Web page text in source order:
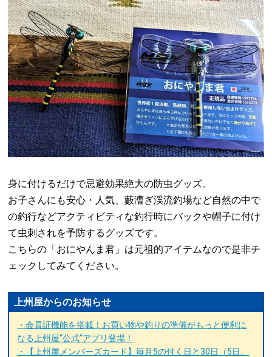
身に付けるだけで忌避効果絶大の防虫グッズ。
お子さんにも安心・人気、藪漕ぎ渓流釣場など自然の中で
の釣行などアクティビティな釣行時にバックや帽子に付け
て虫刺されを予防するグッズです。
こちらの「おにやんま君」は元祖的アイテムなので是非チ
ェックしてみてください。
上州屋からのお知らせ
・会員証機能を搭載！お買い物や釣りの準備がもっと便利に
なる上州屋“公式”アプリ登場！
・【上州屋メンバーズカード】毎月5の付く日と30日（5日、